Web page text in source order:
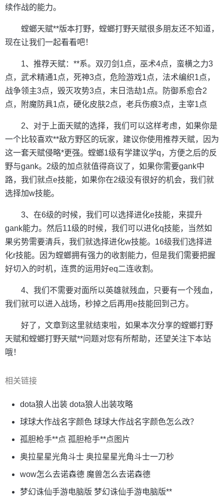
续作战的能力。
螳螂天赋**版本打野，螳螂打野天赋很多朋友还不知道，
现在让我们一起看看吧！
1、推荐天赋：**系。双刃剑1点，巫术4点，蛮横之力3
点，武术精通1点，死神3点，危险游戏1点，法术编织1点，
战争领主3点，毁灭攻势3点，末日浩劫1点。防御系愈合2
点，附魔防具1点，硬化皮肤2点，老兵伤痕3点，主宰1点
2、对于上面天赋的选择，我们可以这样考虑，如果你是
一个比较喜欢**敌方野区的玩家，建议你使用推荐天赋，因为
这一套天赋侵略*更强。螳螂1级有学建议学q，方便之后的反
野与gank。2级的加点就值得商议了，如果你需要gank中
路，我们就点e技能，如果你在2级没有很好的机会，我们就
选择加w技能。
3、在6级的时候，我们可以选择进化e技能，来提升
gank能力。然后11级的时候，我们可以进化q技能，当然如
果劣势需要清兵，我们就选择进化w技能。16级我们选择进
化r技能。因为螳螂拥有强力的收割能力，但是我们需要把握
好切入的时机，连贯的运用好eq二连收割。
4、我们不需要对面所以英雄就残血，只要有一个残血，
我们就可以进入战场，秒掉之后再用e技能回到己方。
好了，文章到这里就结束啦，如果本次分享的螳螂打野
天赋和螳螂打野天赋**问题对您有所帮助，还望关注下本站
哦！
相关链接
dota狼人出装 dota狼人出装攻略
球球大作战名字颜色 球球大作战名字颜色怎么改？
孤胆枪手**点 孤胆枪手**点图片
奥拉星星光角斗士 奥拉星星光角斗士一刀秒
wow怎么去诺森德 魔兽怎么去诺森德
梦幻诛仙手游电脑版 梦幻诛仙手游电脑版**